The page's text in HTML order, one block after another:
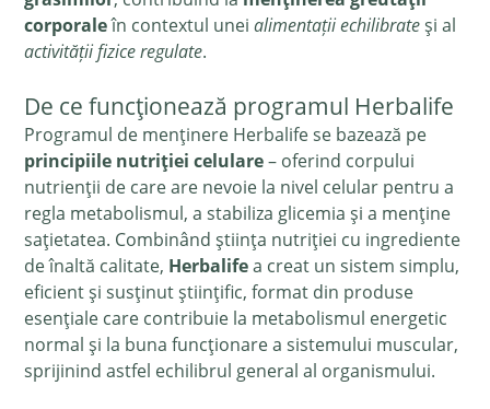
corporaleîn contextul uneialimentații echilibrateși al
activității fizice regulate.
De ce funcționează programul Herbalife
Programul de menținere Herbalife se bazează pe
principiile nutriției celulare– oferind corpului
nutrienții de care are nevoie la nivel celular pentru a
regla metabolismul, a stabiliza glicemia și a menține
sațietatea. Combinând știința nutriției cu ingrediente
de înaltă calitate, Herbalifea creat un sistem simplu,
eficient și susținut științific, format din produse
esențiale care contribuie la metabolismul energetic
normal și la buna funcționare a sistemului muscular,
sprijinind astfel echilibrul general al organismului.